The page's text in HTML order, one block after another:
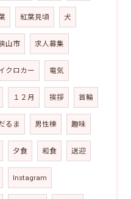
紅葉見頃 犬
山市 求人募集
クロカー 電気
１２月 挨拶 首輪
るま 男性棟 趣味
夕食 和食 送迎
Instagram